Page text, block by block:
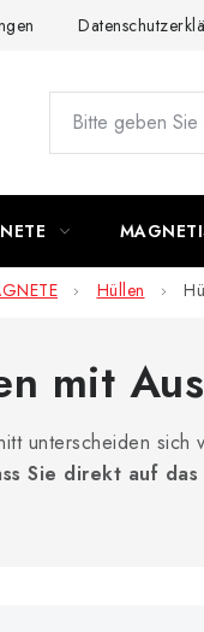
Hüllen
mit
unterscheiden
Sie direkt auf